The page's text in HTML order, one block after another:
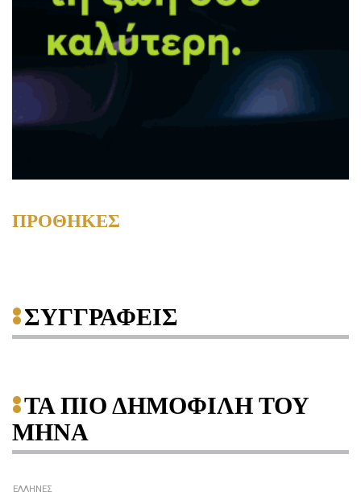
ΠΡΟΘΗΚΕΣ
ΣΥΓΓΡΑΦΕΙΣ
ΤΑ ΠΙΟ ΔΗΜΟΦΙΛΗ ΤΟΥ
ΜΗΝΑ
ΕΛΛΗΝΕΣ